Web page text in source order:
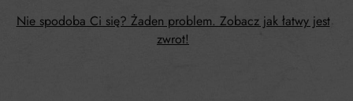
Nie spodoba Ci się? Żaden problem. Zobacz jak łatwy jest
zwrot!